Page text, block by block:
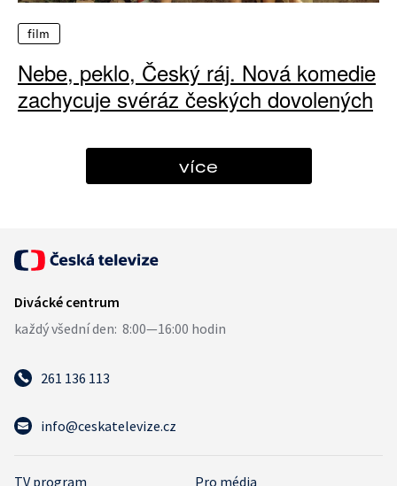
film
Nebe, peklo, Český ráj. Nová komedie
zachycuje svéráz českých dovolených
více
261 136 113
info@ceskatelevize.cz
TV program Pro média